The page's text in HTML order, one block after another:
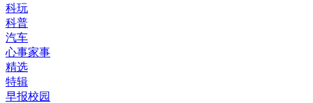
科玩
科普
汽车
心事家事
精选
特辑
早报校园